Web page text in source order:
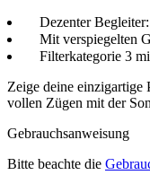
Dezenter
Mit verspiegelten
Filterkategorie 3
Zeige deine einzigartige
vollen Zügen mit der
Gebrauchsanweisung
Bitte beachte die